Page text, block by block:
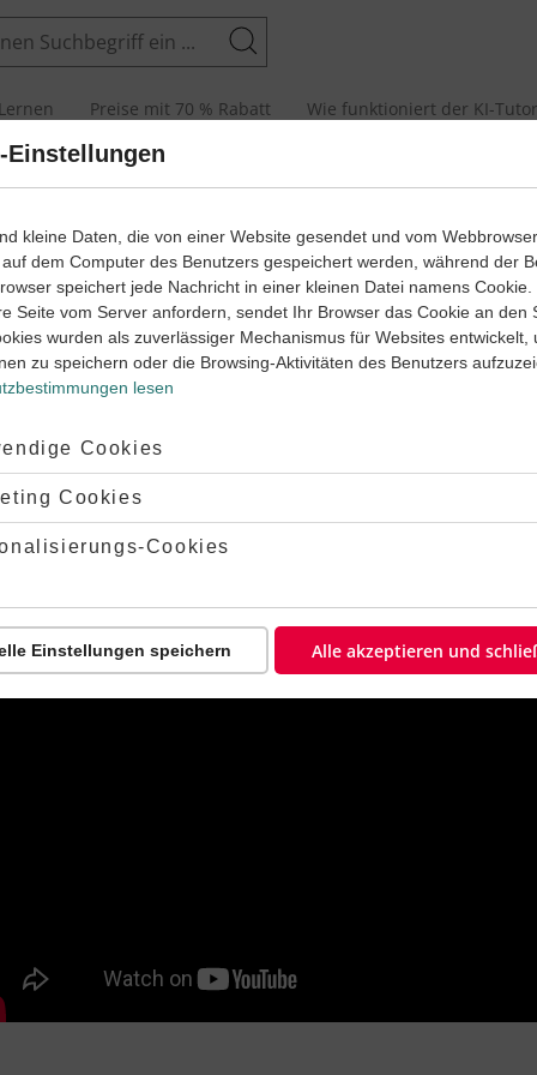
Suchen
Preise mit 70 % Rabatt Wie funktioniert der KI-Tutor
und molare Masse
Einstellungen
kleine Daten, die von einer Website gesendet und vom
dem Computer des Benutzers gespeichert werden, während der
speichert jede Nachricht in einer kleinen Datei namens Cookie.
Seite vom Server anfordern, sendet Ihr Browser das Cookie an den
wurden als zuverlässiger Mechanismus für Websites entwickelt,
zu speichern oder die Browsing-Aktivitäten des Benutzers
lesen
Cookies
Cookies
Cookies
Einstellungen speichern Alle akzeptieren und